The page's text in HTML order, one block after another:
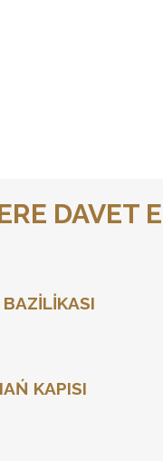
DAVET
BAZİLİKASI
KAPISI